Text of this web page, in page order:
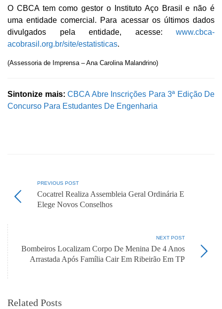
O CBCA tem como gestor o Instituto Aço Brasil e não é
uma entidade comercial. Para acessar os últimos dados
divulgados pela entidade, acesse: www.cbca-
acobrasil.org.br/site/estatisticas.
(Assessoria de Imprensa – Ana Carolina Malandrino)
Sintonize mais: CBCA Abre Inscrições Para 3ª Edição De
Concurso Para Estudantes De Engenharia
PREVIOUS POST
Cocatrel Realiza Assembleia Geral Ordinária E
Elege Novos Conselhos
NEXT POST
Bombeiros Localizam Corpo De Menina De 4 Anos
Arrastada Após Família Cair Em Ribeirão Em TP
Related Posts